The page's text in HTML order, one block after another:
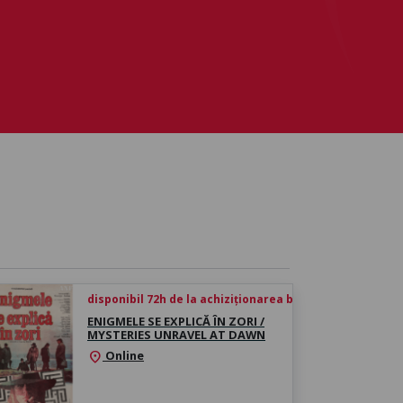
disponibil 72h de la achiziționarea biletului
ENIGMELE SE EXPLICĂ ÎN ZORI /
MYSTERIES UNRAVEL AT DAWN
location_on Online